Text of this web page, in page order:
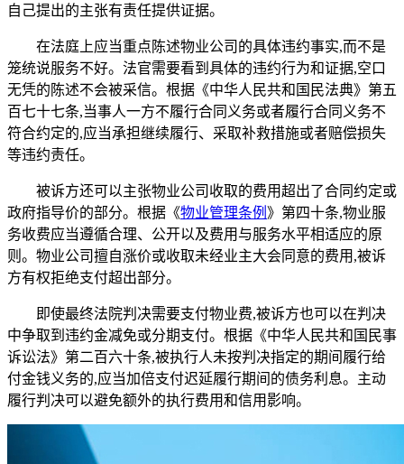
自己提出的主张有责任提供证据。
在法庭上应当重点陈述物业公司的具体违约事实,而不是
笼统说服务不好。法官需要看到具体的违约行为和证据,空口
无凭的陈述不会被采信。根据《中华人民共和国民法典》第五
百七十七条,当事人一方不履行合同义务或者履行合同义务不
符合约定的,应当承担继续履行、采取补救措施或者赔偿损失
等违约责任。
被诉方还可以主张物业公司收取的费用超出了合同约定或
政府指导价的部分。根据《物业管理条例 》第四十条,物业服
务收费应当遵循合理、公开以及费用与服务水平相适应的原
则。物业公司擅自涨价或收取未经业主大会同意的费用,被诉
方有权拒绝支付超出部分。
即使最终法院判决需要支付物业费,被诉方也可以在判决
中争取到违约金减免或分期支付。根据《中华人民共和国民事
诉讼法》第二百六十条,被执行人未按判决指定的期间履行给
付金钱义务的,应当加倍支付迟延履行期间的债务利息。主动
履行判决可以避免额外的执行费用和信用影响。